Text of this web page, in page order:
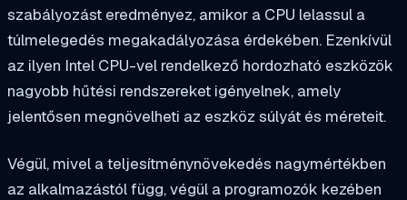
szabályozást eredményez, amikor a CPU lelassul a
túlmelegedés megakadályozása érdekében. Ezenkívül
az ilyen Intel CPU-vel rendelkező hordozható eszközök
nagyobb hűtési rendszereket igényelnek, amely
jelentősen megnövelheti az eszköz súlyát és méreteit.
Végül, mivel a teljesítménynövekedés nagymértékben
az alkalmazástól függ, végül a programozók kezében